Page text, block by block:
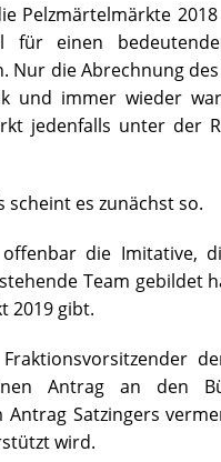
Pelzmärtelmärkte
für einen
Nur die Abrechnung
und immer wieder
jedenfalls unter der
scheint es zunächst so.
die Imitative,
Team gebildet
2019 gibt.
Antrag an den
Satzingers
wird.